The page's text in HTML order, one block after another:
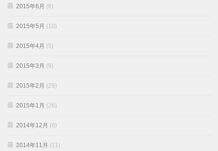
2015年6月 (6)
2015年5月 (10)
2015年4月 (5)
2015年3月 (9)
2015年2月 (29)
2015年1月 (26)
2014年12月 (6)
2014年11月 (11)